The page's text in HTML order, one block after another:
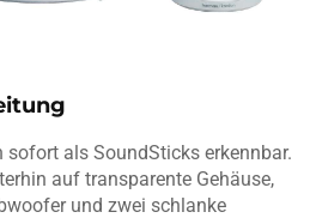
sofort als SoundSticks erkennbar.
auf transparente Gehäuse,
und zwei schlanke